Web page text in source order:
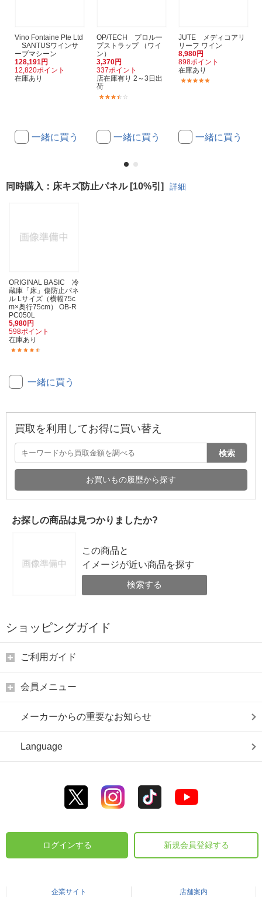
Vino Fontaine Pte Ltd
SANTUSワインサ
ーブマシーン
128,191円
12,820ポイント
在庫あり
一緒に買う
OP/TECH プロルー
プストラップ （ワイ
ン）
3,370円
337ポイント
店在庫有り 2～3日出
荷
一緒に買う
JUTE メディコアリ
リーフ ワイン
8,980円
898ポイント
在庫あり
一緒に買う
同時購入：床キズ防止パネル [10%引] 詳細
ORIGINAL BASIC 冷
蔵庫「床」傷防止パネ
ル Lサイズ（横幅75c
m×奥行75cm） OB-R
PC050L
5,980円
598ポイント
在庫あり
一緒に買う
買取を利用してお得に買い替え
検索
お買いもの履歴から探す
お探しの商品は見つかりましたか?
この商品と
イメージが近い商品を探す
検索する
ショッピングガイド
ご利用ガイド
会員メニュー
メーカーからの重要なお知らせ
Language
ログインする 新規会員登録する
企業サイト 店舗案内